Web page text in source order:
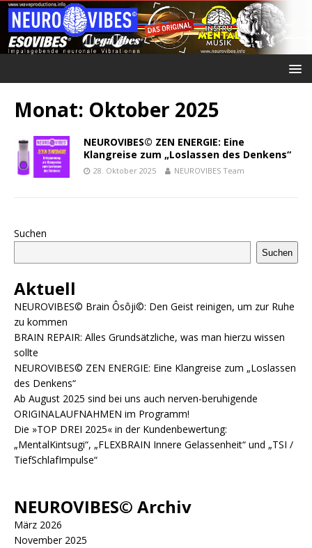
Monat: Oktober 2025
NEUROVIBES© ZEN ENERGIE: Eine
Klangreise zum „Loslassen des Denkens“
28. Oktober 2025 NEUROVIBES Team
Suchen
Suchen
Aktuell
NEUROVIBES© Brain Ôsôji©: Den Geist reinigen, um zur Ruhe
zu kommen
BRAIN REPAIR: Alles Grundsätzliche, was man hierzu wissen
sollte
NEUROVIBES© ZEN ENERGIE: Eine Klangreise zum „Loslassen
des Denkens“
Ab August 2025 sind bei uns auch nerven-beruhigende
ORIGINALAUFNAHMEN im Programm!
Die »TOP DREI 2025« in der Kundenbewertung:
„MentalKintsugi“, „FLEXBRAIN Innere Gelassenheit“ und „TSI /
TiefSchlafImpulse“
NEUROVIBES© Archiv
März 2026
November 2025